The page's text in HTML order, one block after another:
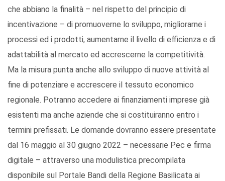
che abbiano la finalità – nel rispetto del principio di
incentivazione – di promuoverne lo sviluppo, migliorarne i
processi ed i prodotti, aumentarne il livello di efficienza e di
adattabilità al mercato ed accrescerne la competitività.
Ma la misura punta anche allo sviluppo di nuove attività al
fine di potenziare e accrescere il tessuto economico
regionale. Potranno accedere ai finanziamenti imprese già
esistenti ma anche aziende che si costituiranno entro i
termini prefissati. Le domande dovranno essere presentate
dal 16 maggio al 30 giugno 2022 – necessarie Pec e firma
digitale – attraverso una modulistica precompilata
disponibile sul Portale Bandi della Regione Basilicata ai